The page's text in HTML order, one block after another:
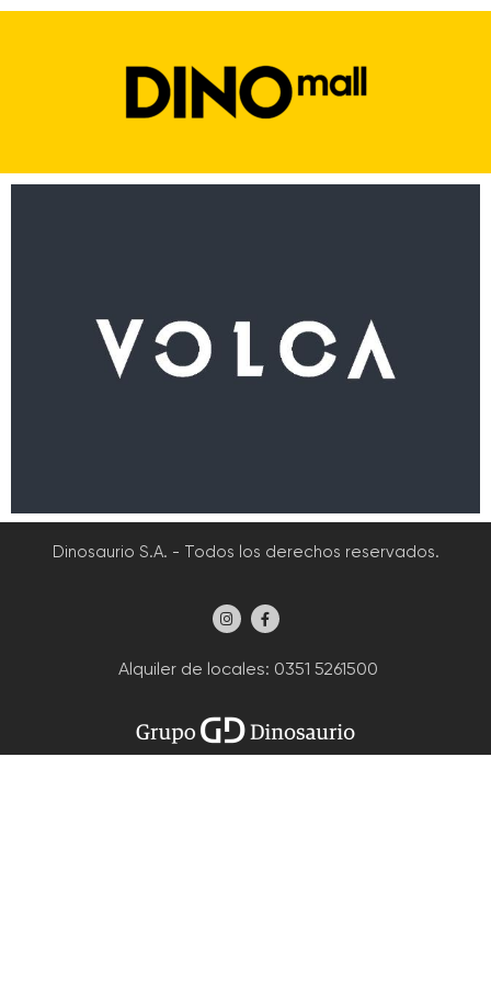
Dinosaurio S.A. - Todos los derechos reservados.
Alquiler de locales: 0351 5261500